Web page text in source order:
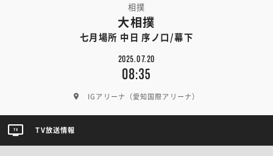
相撲
大相撲
七月場所 中日 序ノ口/幕下
2025.07.20
08:35
IGアリーナ（愛知国際アリーナ）
TV放送情報